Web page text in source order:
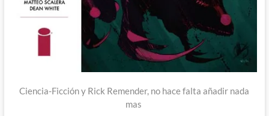
Ciencia-Ficción y Rick Remender, no hace falta añadir nada
mas